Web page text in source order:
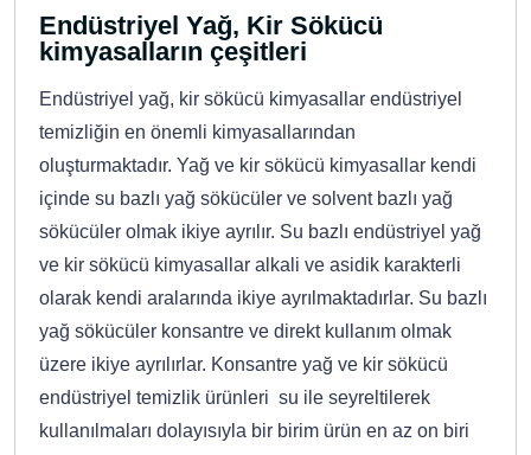
Endüstriyel Yağ, Kir Sökücü
kimyasalların çeşitleri
Endüstriyel yağ, kir sökücü kimyasallar endüstriyel
temizliğin en önemli kimyasallarından
oluşturmaktadır. Yağ ve kir sökücü kimyasallar kendi
içinde su bazlı yağ sökücüler ve solvent bazlı yağ
sökücüler olmak ikiye ayrılır. Su bazlı endüstriyel yağ
ve kir sökücü kimyasallar alkali ve asidik karakterli
olarak kendi aralarında ikiye ayrılmaktadırlar. Su bazlı
yağ sökücüler konsantre ve direkt kullanım olmak
üzere ikiye ayrılırlar. Konsantre yağ ve kir sökücü
endüstriyel temizlik ürünleri su ile seyreltilerek
kullanılmaları dolayısıyla bir birim ürün en az on biri